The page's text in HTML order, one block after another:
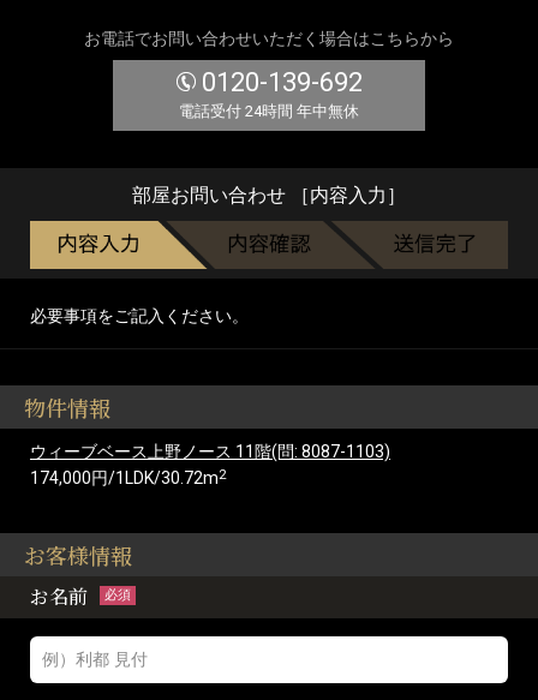
お電話でお問い合わせいただく場合はこちらから
0120-139-692
電話受付 24時間 年中無休
部屋お問い合わせ ［内容入力］
必要事項をご記入ください。
物件情報
ウィーブベース上野ノース 11階(問: 8087-1103)
174,000円/1LDK/30.72m2
お客様情報
お名前 必須